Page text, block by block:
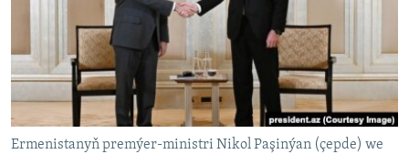
Ermenistanyň premýer-ministri Nikol Paşinýan (çepde) we